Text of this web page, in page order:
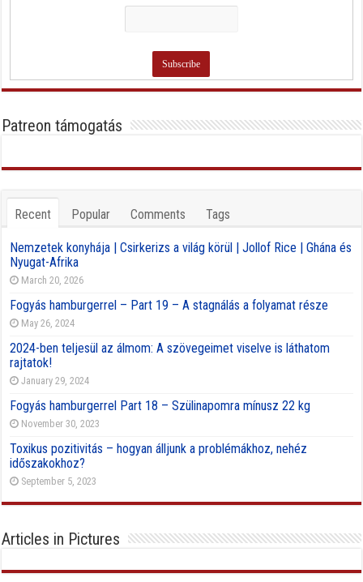
Patreon támogatás
Recent Popular Comments Tags
Nemzetek konyhája | Csirkerizs a világ körül | Jollof Rice | Ghána és
Nyugat-Afrika
March 20, 2026
Fogyás hamburgerrel – Part 19 – A stagnálás a folyamat része
May 26, 2024
2024-ben teljesül az álmom: A szövegeimet viselve is láthatom
rajtatok!
January 29, 2024
Fogyás hamburgerrel Part 18 – Szülinapomra mínusz 22 kg
November 30, 2023
Toxikus pozitivitás – hogyan álljunk a problémákhoz, nehéz
időszakokhoz?
September 5, 2023
Articles in Pictures